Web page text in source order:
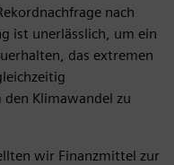
nach
ist unerlässlich, um ein
das extremen
Klimawandel zu
wir Finanzmittel zur